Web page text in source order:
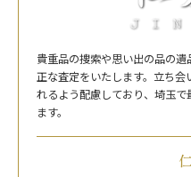
貴重品の捜索や思い出の品の
正な査定をいたします。立ち
れるよう配慮しており、埼玉
ます。